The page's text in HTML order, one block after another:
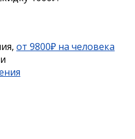
от 9800₽ на человека